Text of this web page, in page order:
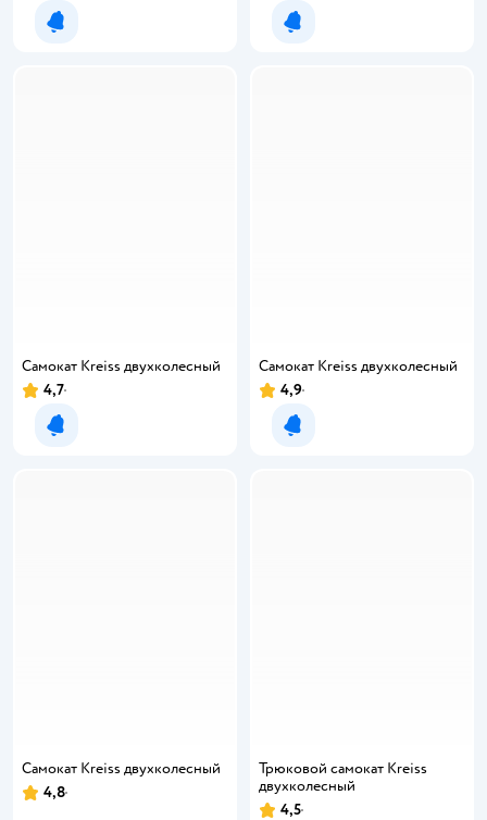
Уведомить о появлении Уведомить о появлении
Самокат Kreiss двухколесный
4,7
Уведомить о появлении
Самокат Kreiss двухколесный
4,9
Уведомить о появлении
Самокат Kreiss двухколесный
4,8
Трюковой самокат Kreiss
двухколесный
4,5